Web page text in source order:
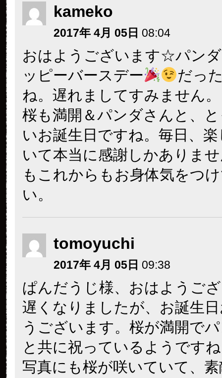
kameko
2017年 4月 05日 08:04
おはようございます☆パン
ッピーバースデー
だっ
ね。遅れましてすみません。
桜も満開＆パンダさんと、
いお誕生日ですね。毎日、
いて本当に感謝しかありま
もこれからもお身体気をつ
い。
tomoyuchi
2017年 4月 05日 09:38
ぱんだうじ様、おはようご
遅くなりましたが、お誕生
うございます。桜が満開で
と共に祝っているようです
写真にも桜が咲いていて、